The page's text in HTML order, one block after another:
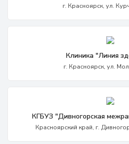
г. Красноярск, ул.
Клиника "Линия
г. Красноярск, ул.
КГБУЗ "Дивногорская
Красноярский край, г.